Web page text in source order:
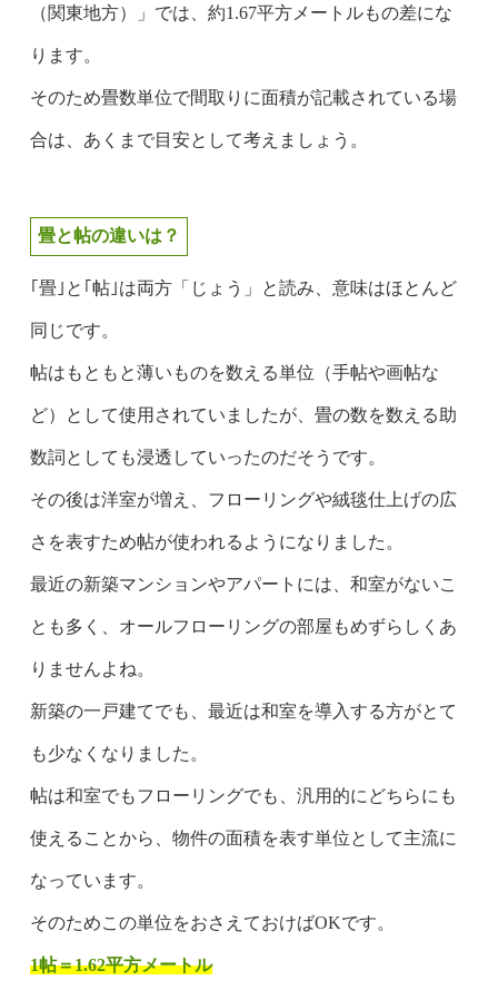
（関東地方）」では、約1.67平方メートルもの差にな
ります。
そのため畳数単位で間取りに面積が記載されている場
合は、あくまで目安として考えましょう。
畳と帖の違いは？
｢畳｣と｢帖｣は両方「じょう」と読み、意味はほとんど
同じです。
帖はもともと薄いものを数える単位（手帖や画帖な
ど）として使用されていましたが、畳の数を数える助
数詞としても浸透していったのだそうです。
その後は洋室が増え、フローリングや絨毯仕上げの広
さを表すため帖が使われるようになりました。
最近の新築マンションやアパートには、和室がないこ
とも多く、オールフローリングの部屋もめずらしくあ
りませんよね。
新築の一戸建てでも、最近は和室を導入する方がとて
も少なくなりました。
帖は和室でもフローリングでも、汎用的にどちらにも
使えることから、物件の面積を表す単位として主流に
なっています。
そのためこの単位をおさえておけばOKです。
1帖＝1.62平方メートル